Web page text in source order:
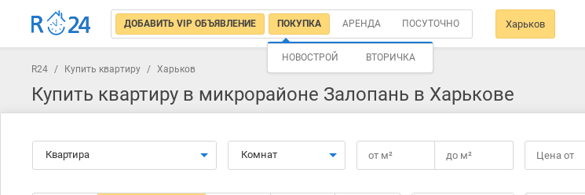
ДОБАВИТЬ VIP ОБЪЯВЛЕНИЕ ПОКУПКА
НОВОСТРОЙ ВТОРИЧКА
АРЕНДА ПОСУТОЧНО Харьков
R24 / Купить квартиру / Харьков
Купить квартиру в микрорайоне Залопань в Харькове
Квартира Комнат от м² до м² Цена от